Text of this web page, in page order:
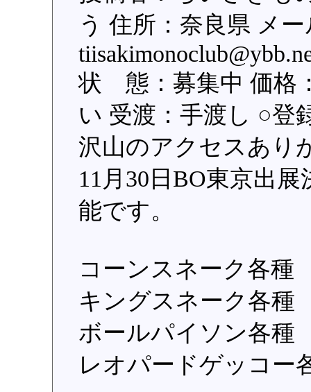
う 住所：奈良県 メ
状 態：募集中 価格
い 受渡：手渡し ○
沢山のアクセスあり
11月30日BO東京出
能です。
コーンスネーク各種
キングスネーク各種
ボールパイソン各種
レオパードゲッコー